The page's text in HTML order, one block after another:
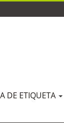
DE ETIQUETA